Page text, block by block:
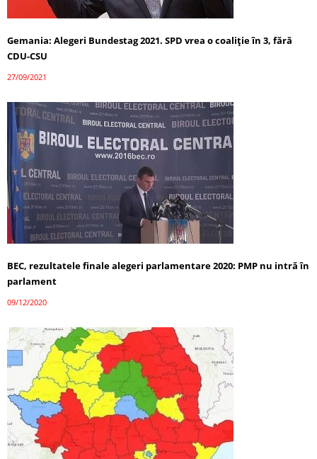
Gemania: Alegeri Bundestag 2021. SPD vrea o coaliție în 3, fără
CDU-CSU
27/09/2021
BEC, rezultatele finale alegeri parlamentare 2020: PMP nu intră în
parlament
09/12/2020